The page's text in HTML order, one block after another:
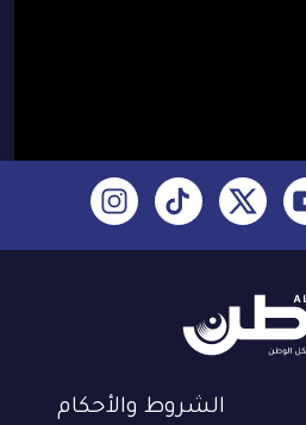
الشروط والأحكام